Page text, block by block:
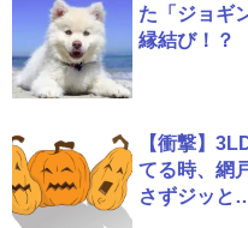
た「ジョギ
縁結び！？
【衝撃】
てる時、網
さずジッと